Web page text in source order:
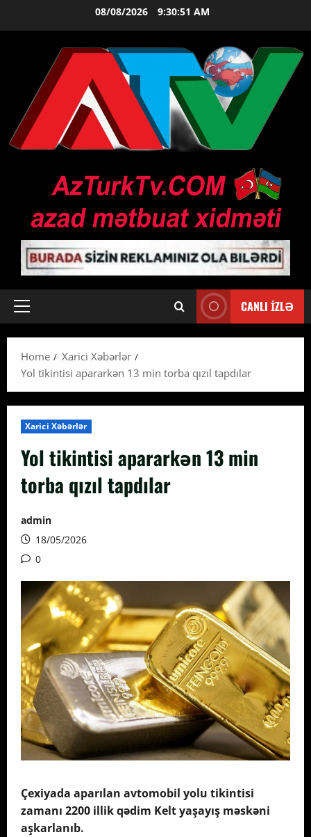
08/08/2026 9:30:52 AM
Primary
CANLI İZLƏ
Home
Xarici Xəbərlər
Yol tikintisi apararkən 13 min torba qızıl tapdılar
Xarici Xəbərlər
Yol tikintisi apararkən 13 min
torba qızıl tapdılar
admin
18/05/2026
0
Çexiyada aparılan avtomobil yolu tikintisi
zamanı 2200 illik qədim Kelt yaşayış məskəni
aşkarlanıb.